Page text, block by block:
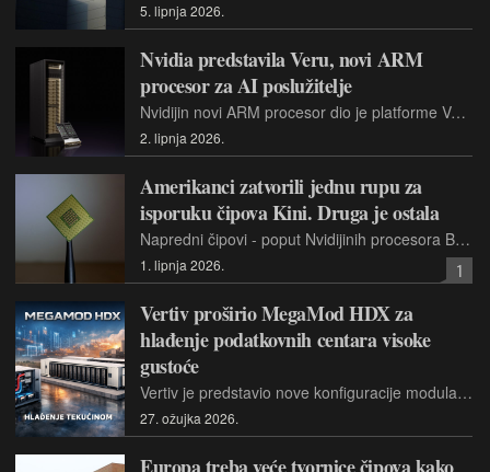
5. lipnja 2026.
Nvidia predstavila Veru, novi ARM
procesor za AI poslužitelje
Nvidijin novi ARM procesor dio je platforme Vera Rubin, a tvrtka tvrdi da donosi do 1,8 puta veće performanse od vodećih x86 procesora
2. lipnja 2026.
Amerikanci zatvorili jednu rupu za
isporuku čipova Kini. Druga je ostala
Napredni čipovi - poput Nvidijinih procesora Blackwell - nalazili su put do podružnica kineskih kompanija koje se nalaze izvan Kine.
1. lipnja 2026. 1
Vertiv proširio MegaMod HDX za
hlađenje podatkovnih centara visoke
gustoće
Vertiv je predstavio nove konfiguracije modularnog sustava MegaMod HDX, namijenjenog napajanju i hlađenju podatkovnih centara s visokim gustoćama opterećenja, poput sustava za AI i HPC
27. ožujka 2026.